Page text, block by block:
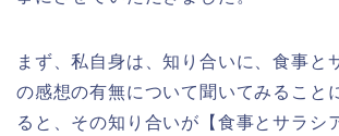
まず、私自身は、知り合いに、食事と
の感想の有無について聞いてみること
ると、その知り合いが【食事とサラ